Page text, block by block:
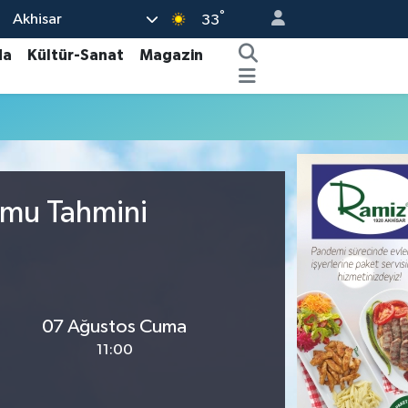
Akhisar 33°
Kültür-Sanat
Magazin
Tahmini
07 Ağustos Cuma
11:00